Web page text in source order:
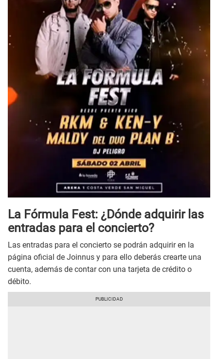
La Fórmula Fest: ¿Dónde adquirir las
entradas para el concierto?
Las entradas para el concierto se podrán adquirir en la
página oficial de Joinnus y para ello deberás crearte una
cuenta, además de contar con una tarjeta de crédito o
débito.